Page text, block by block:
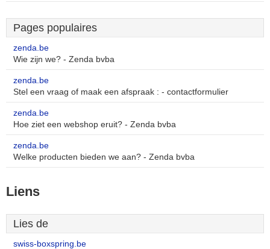
Pages populaires
zenda.be
Wie zijn we? - Zenda bvba
zenda.be
Stel een vraag of maak een afspraak : - contactformulier
zenda.be
Hoe ziet een webshop eruit? - Zenda bvba
zenda.be
Welke producten bieden we aan? - Zenda bvba
Liens
Lies de
swiss-boxspring.be